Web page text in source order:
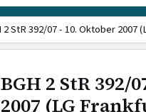
2 StR 392/07 - 10. Oktober 2007
BGH 2 StR 392/
2007 (LG